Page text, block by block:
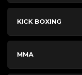
KICK BOXING
MMA